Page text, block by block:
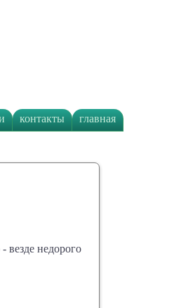
главная
контакты
везде недорого